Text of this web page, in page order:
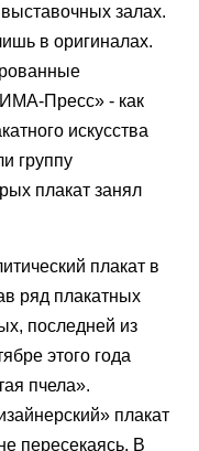
залах.
в оригиналах.
Пресс» - как
искусства
группу
плакат занял
плакат в
ряд плакатных
последней из
этого года
пчела».
плакат
пересекаясь. В